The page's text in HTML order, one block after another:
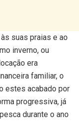
suas praias e ao
inverno, ou
era
familiar, o
estes acabado por
progressiva, já
durante o ano